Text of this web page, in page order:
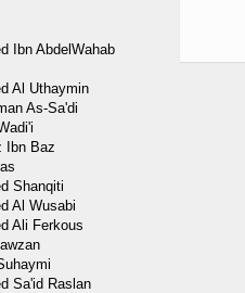
Ibn AbdelWahab
Al Uthaymin
As-Sa'di
Ibn Baz
Shanqiti
Al Wusabi
Ali Ferkous
Sa'id Raslan